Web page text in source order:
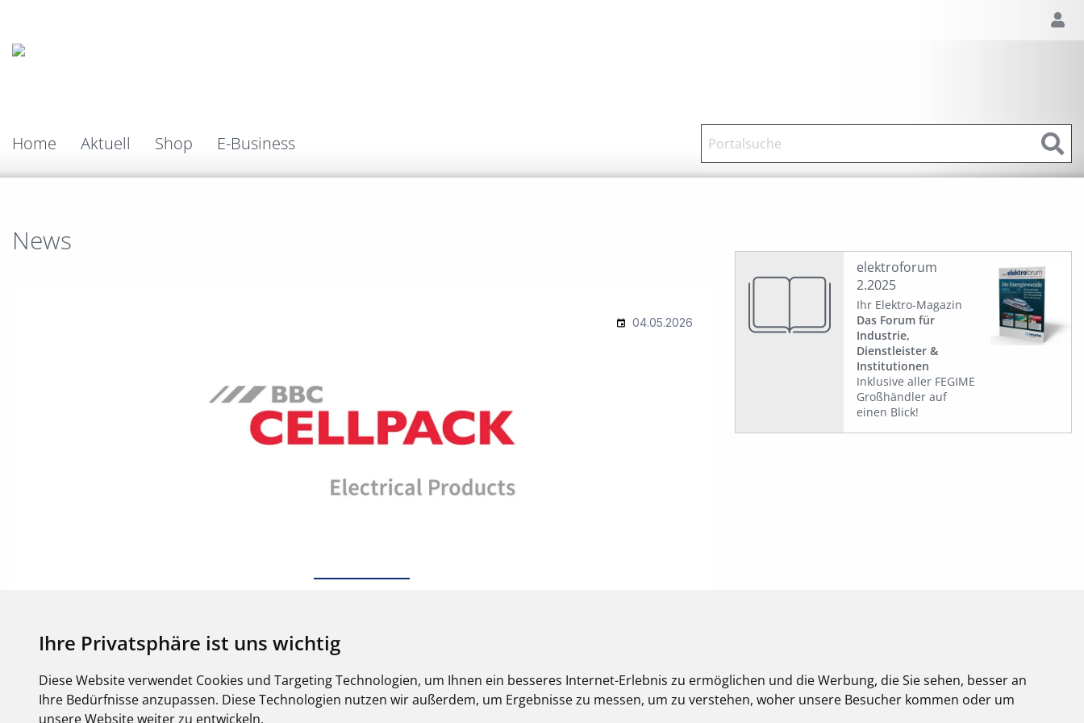
Ihre Privatsphäre ist uns wichtig
Diese Website verwendet Cookies und Targeting Technologien, um Ihnen ein besseres Internet-Erlebnis zu ermöglichen und die Werbung, die Sie sehen, besser an
Ihre Bedürfnisse anzupassen. Diese Technologien nutzen wir außerdem, um Ergebnisse zu messen, um zu verstehen, woher unsere Besucher kommen oder um
unsere Website weiter zu entwickeln.
Home Aktuell Shop E-Business
News
elektroforum
2.2025
Ihr Elektro-Magazin
Das Forum für
Industrie,
Dienstleister &
Institutionen
Inklusive aller FEGIME
Großhändler auf
einen Blick!